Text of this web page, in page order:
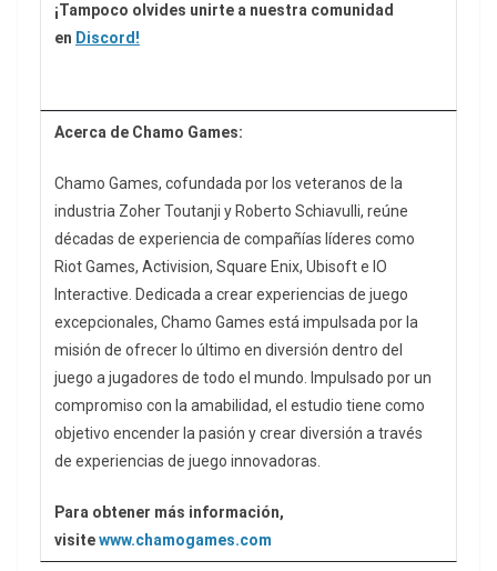
¡Tampoco olvides unirte a nuestra comunidad
en Discord!
Acerca de Chamo Games:
Chamo Games, cofundada por los veteranos de la
industria Zoher Toutanji y Roberto Schiavulli, reúne
décadas de experiencia de compañías líderes como
Riot Games, Activision, Square Enix, Ubisoft e IO
Interactive. Dedicada a crear experiencias de juego
excepcionales, Chamo Games está impulsada por la
misión de ofrecer lo último en diversión dentro del
juego a jugadores de todo el mundo. Impulsado por un
compromiso con la amabilidad, el estudio tiene como
objetivo encender la pasión y crear diversión a través
de experiencias de juego innovadoras.
Para obtener más información,
visitewww.chamogames.com